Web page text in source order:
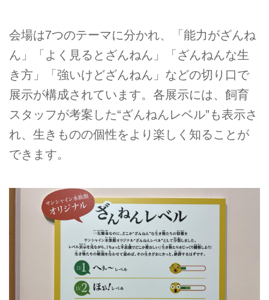
会場は7つのテーマに分かれ、「能力がざんね
ん」「よく見るとざんねん」「ざんねんな生
き方」「強いけどざんねん」などの切り口で
展示が構成されています。各展示には、飼育
スタッフが考案した“ざんねんレベル”も表示さ
れ、生きものの個性をより楽しく知ることが
できます。